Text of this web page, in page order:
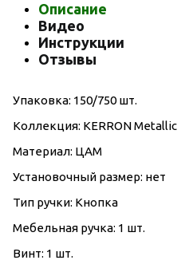
Описание
Видео
Инструкции
Отзывы
Упаковка: 150/750 шт.
Коллекция: KERRON Metallic
Материал: ЦАМ
Установочный размер: нет
Тип ручки: Кнопка
Мебельная ручка: 1 шт.
Винт: 1 шт.